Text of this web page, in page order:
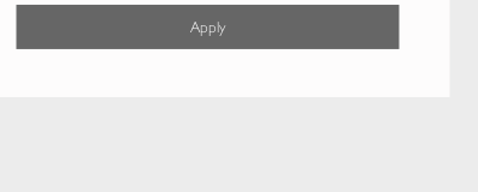
Apply